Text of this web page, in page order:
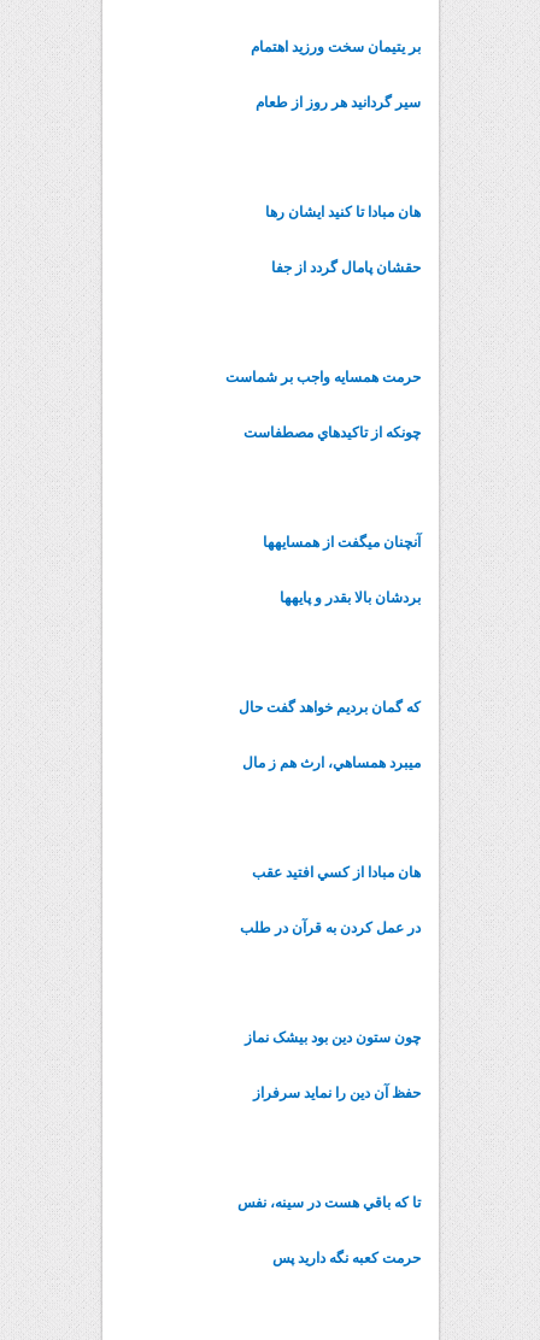
بر يتيمان سخت ورزيد اهتمام
سير گردانيد هر روز از طعام
هان مبادا تا کنيد ايشان رها
حقشان پامال گردد از جفا
حرمت همسايه واجب بر شماست
چونکه از تاکيدهاي مصطفاست
آنچنان مي‏گفت از همسايه‏ها
بردشان بالا بقدر و پايه‏ها
که گمان برديم خواهد گفت حال
مي‏برد همساهي، ارث هم ز مال
هان مبادا از کسي افتيد عقب
در عمل کردن به قرآن در طلب
چون ستون دين بود بي‏شک نماز
حفظ آن دين را نمايد سرفراز
تا که باقي هست در سينه، نفس
حرمت کعبه نگه داريد پس